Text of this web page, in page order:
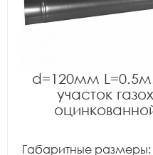
d=120мм
участок
Габаритные размеры: